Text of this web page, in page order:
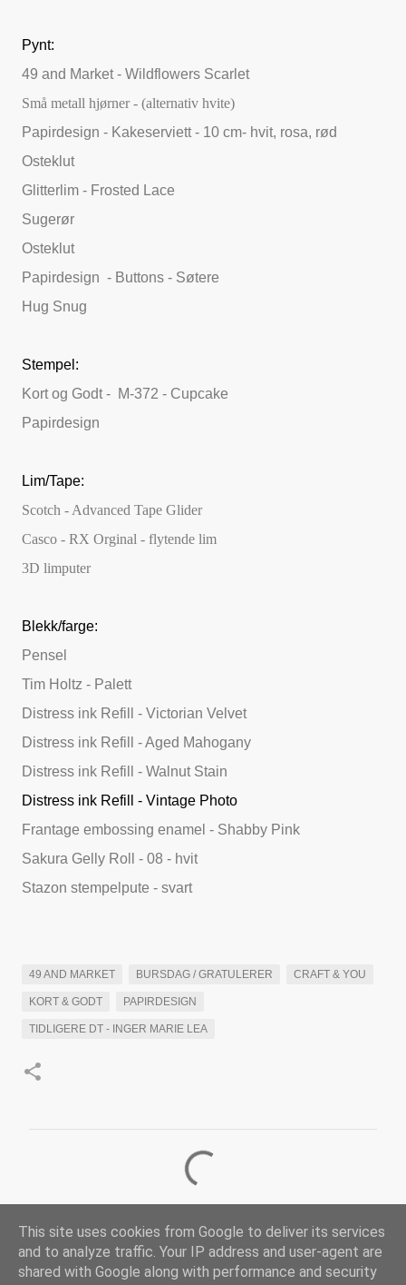
Pynt:
49 and Market - Wildflowers Scarlet
Små metall hjørner - (alternativ hvite)
Papirdesign - Kakeserviett - 10 cm- hvit, rosa, rød
Osteklut
Glitterlim - Frosted Lace
Sugerør
Osteklut
Papirdesign - Buttons - Søtere
Hug Snug
Stempel:
Kort og Godt - M-372 - Cupcake
Papirdesign
Lim/Tape:
Scotch - Advanced Tape Glider
Casco - RX Orginal - flytende lim
3D limputer
Blekk/farge:
Pensel
Tim Holtz - Palett
Distress ink Refill - Victorian Velvet
Distress ink Refill - Aged Mahogany
Distress ink Refill - Walnut Stain
Distress ink Refill - Vintage Photo
Frantage embossing enamel - Shabby Pink
Sakura Gelly Roll - 08 - hvit
Stazon stempelpute - svart
49 AND MARKET BURSDAG / GRATULERER CRAFT & YOU
KORT & GODT PAPIRDESIGN
TIDLIGERE DT - INGER MARIE LEA
m
m
e
This site uses cookies from Google to deliver its services
and to analyze traffic. Your IP address and user-agent are
shared with Google along with performance and security